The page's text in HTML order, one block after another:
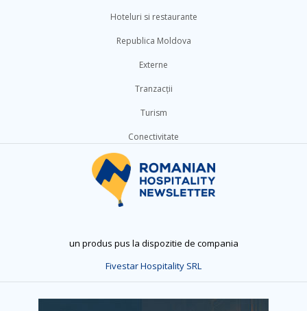
Hoteluri si restaurante
Republica Moldova
Externe
Tranzacții
Turism
Conectivitate
un produs pus la dispozitie de compania
Fivestar Hospitality SRL